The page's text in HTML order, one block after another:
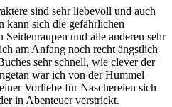
sind sehr liebevoll und auch
kann sich die gefährlichen
und alle anderen sehr
am Anfang noch recht ängstlich
sehr schnell, wie clever der
war ich von der Hummel
Vorliebe für Naschereien sich
in Abenteuer verstrickt.